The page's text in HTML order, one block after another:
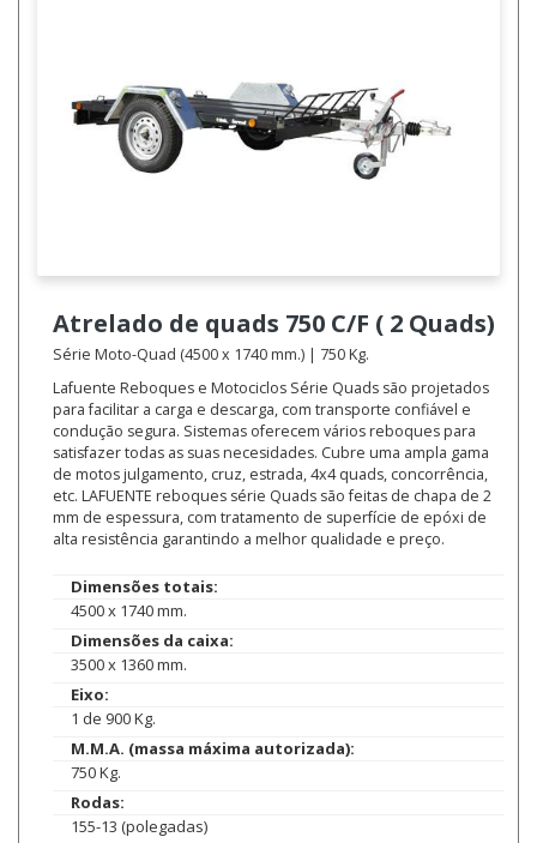
Atrelado de quads 750 C/F ( 2 Quads)
Série Moto-Quad (4500 x 1740 mm.) | 750 Kg.
Lafuente Reboques e Motociclos Série Quads são projetados
para facilitar a carga e descarga, com transporte confiável e
condução segura. Sistemas oferecem vários reboques para
satisfazer todas as suas necesidades. Cubre uma ampla gama
de motos julgamento, cruz, estrada, 4x4 quads, concorrência,
etc. LAFUENTE reboques série Quads são feitas de chapa de 2
mm de espessura, com tratamento de superfície de epóxi de
alta resistência garantindo a melhor qualidade e preço.
Dimensões totais:
4500 x 1740 mm.
Dimensões da caixa:
3500 x 1360 mm.
Eixo:
1 de 900 Kg.
M.M.A. (massa máxima autorizada):
750 Kg.
Rodas:
155-13 (polegadas)